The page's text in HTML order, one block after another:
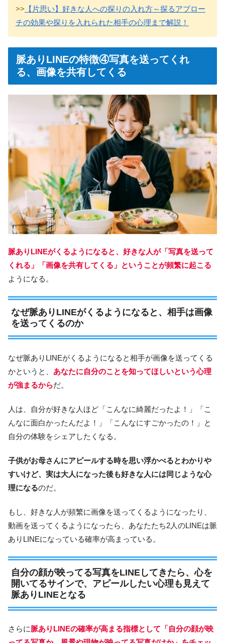
>> 【片思い】好きな人への探りの入れ方～探るアプロー
チの効果や探りを入れられた相手の心理まで解説！
脈ありLINEの特徴④写真を送ってくれ
る、画像を共有してくる
脈ありLINEがくるようになると、好きな人が「写真を送って
くれる」「画像を共有してくる」ということが頻繁に起こる
ようになる。
なぜ脈ありLINEがくるようになると、相手は画像
を送ってくるのか
なぜ脈ありLINEがくるようになると相手が画像を送ってくる
かというと、 あなたに自分のことを知ってほしいという心理
が強まるからだ。
人は、自分が好きな人ほど「こんなに綺麗だったよ！」「こ
んなに面白かったんだよ！」「こんなにすごかったの！」と
自分の体験をシェアしたくなる。
子供がお母さんにアピールする時を思い浮かべるとわかりや
すいけど、実は大人になった後も好きな人には同じような心
理になるのだ。
もし、好きな人が頻繁に画像を送ってくるようになったり、
動画を送ってくるようになったら、あなたたち2人のLINEは脈
ありLINEになっている確率が高まっている。
自分の顔が映ってる写真をLINEしてきたら、心を
開いてるサインで、アピールしたい心理も見えて
脈ありLINEとなる
さらに脈ありLINEの確率が高まる指標として「自分の顔が映